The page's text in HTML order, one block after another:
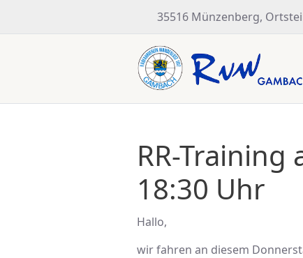
35516 Münzenberg,
RR-
18:30 Uhr
Hallo,
wir fahren an diesem